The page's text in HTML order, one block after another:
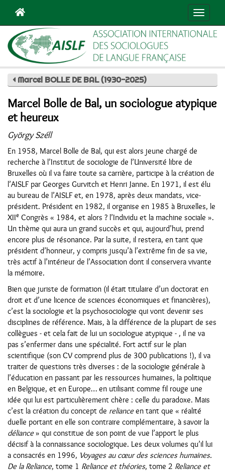
Marcel BOLLE DE BAL (1930-2025)
Marcel Bolle de Bal, un sociologue atypique
et heureux
György Széll
En 1958, Marcel Bolle de Bal, qui est alors jeune chargé de
recherche à l’Institut de sociologie de l’Université libre de
Bruxelles où il va faire toute sa carrière, participe à la création de
l’AISLF par Georges Gurvitch et Henri Janne. En 1971, il est élu
au bureau de l’AISLF et, en 1978, après deux mandats, vice-
président. Président en 1982, il organise en 1985 à Bruxelles, le
XIIe Congrès « 1984, et alors ? l’Individu et la machine sociale ».
Un thème qui aura un grand succès et qui, aujourd’hui, prend
encore plus de résonance. Par la suite, il restera, en tant que
président d’honneur, y compris jusqu’à l’extrême fin de sa vie,
très actif à l’intérieur de l’Association dont il conservera vivante
la mémoire.
Bien que juriste de formation (il était titulaire d’un doctorat en
droit et d’une licence de sciences économiques et financières),
c’est la sociologie et la psychosociologie qui vont devenir ses
disciplines de référence. Mais, à la différence de la plupart de ses
collègues - et cela fait de lui un sociologue atypique - , il ne va
pas s’enfermer dans une spécialité. Fort actif sur le plan
scientifique (son CV comprend plus de 300 publications !), il va
traiter de questions très diverses : de la sociologie générale à
l’éducation en passant par les ressources humaines, la politique
en Belgique, et en Europe… en utilisant comme fil rouge une
idée qui lui est particulièrement chère : celle du paradoxe. Mais
c’est la création du concept de relianceen tant que « réalité
duelle portant en elle son contraire complémentaire, à savoir la
déliance» qui constitue de son point de vue l’apport le plus
décisif à la connaissance sociologique. Les deux volumes qu’il lui
a consacrés en 1996, Voyages au cœur des sciences humaines.
De la Reliance, tome 1 Reliance et théories, tome 2 Reliance et